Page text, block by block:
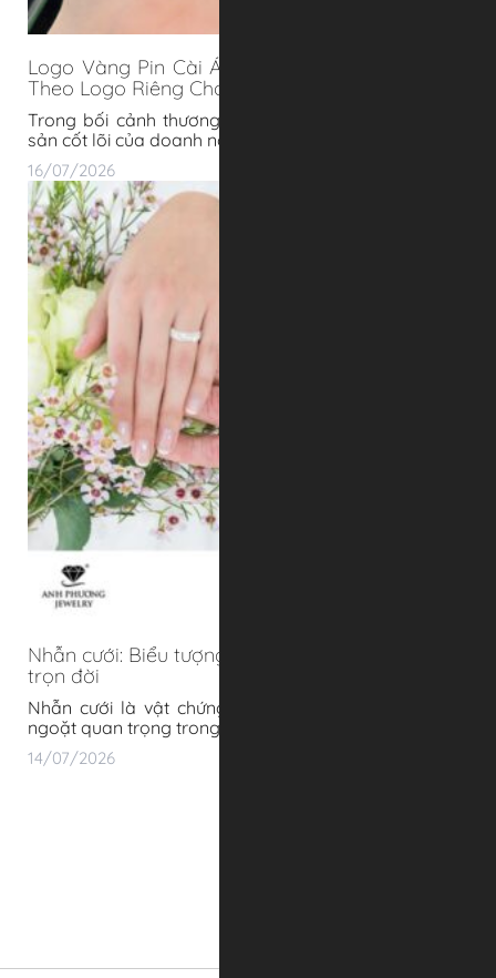
Logo Vàng Pin Cài Áo 24K Mạ Vàng – Chế Tác
Theo Logo Riêng Cho Doanh Nghiệp
Trong bối cảnh thương hiệu ngày càng trở thành tài
sản cốt lõi của doanh nghi�
16/07/2026
Nhẫn cưới: Biểu tượng của tình yêu và sự gắn bó
trọn đời
Nhẫn cưới là vật chứng thiêng liêng đánh dấu bước
ngoặt quan trọng trong hàn
14/07/2026